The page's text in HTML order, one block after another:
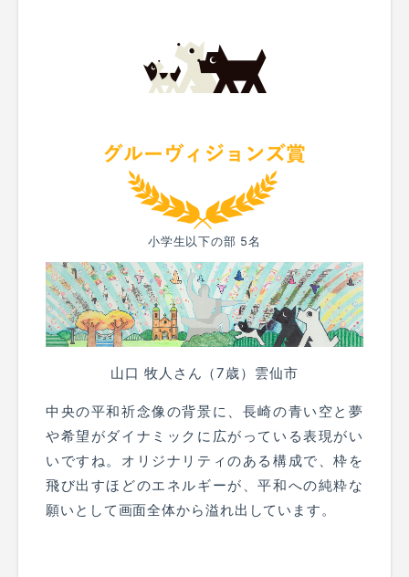
小学生以下の部 5名
山口 牧人さん（7歳）雲仙市
中央の平和祈念像の背景に、長崎の青い空と夢
や希望がダイナミックに広がっている表現がい
いですね。オリジナリティのある構成で、枠を
飛び出すほどのエネルギーが、平和への純粋な
願いとして画面全体から溢れ出しています。